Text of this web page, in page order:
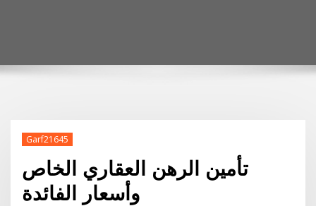
Garf21645
تأمين الرهن العقاري الخاص
وأسعار الفائدة